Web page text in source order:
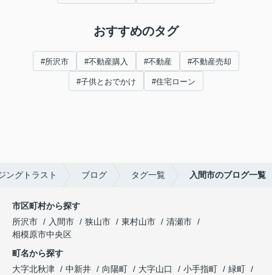
おすすめのタグ
#所沢市 #不動産購入 #不動産 #不動産売却
#子供とおでかけ #住宅ローン
ングトラスト ブログ タグ一覧 入間市のブログ一覧
市区町村から探す
所沢市
入間市 狭山市 東村山市
清瀬市
相模原市中央区
町名から探す
大字北秋津
中新井 向陽町 大字山口 小手指町
緑町